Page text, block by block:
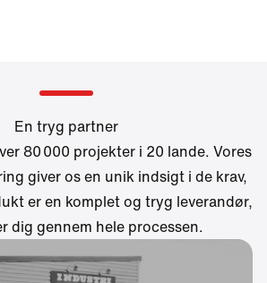
En tryg partner
80 000 projekter i 20 lande. Vores
giver os en unik indsigt i de krav,
er en komplet og tryg leverandør,
dig gennem hele processen.